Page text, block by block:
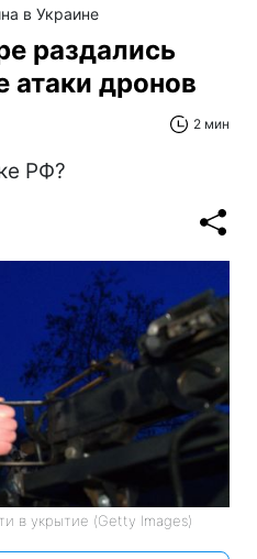
в Украине
раздались
атаки дронов
2 мин
РФ?
в укрытие (Getty Images)